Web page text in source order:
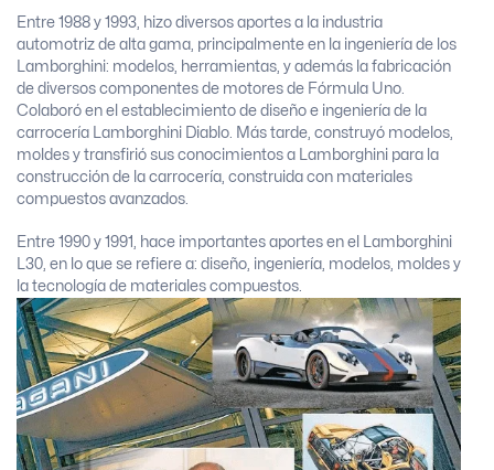
Entre 1988 y 1993, hizo diversos aportes a la industria
automotriz de alta gama, principalmente en la ingeniería de los
Lamborghini: modelos, herramientas, y además la fabricación
de diversos componentes de motores de Fórmula Uno.
Colaboró en el establecimiento de diseño e ingeniería de la
carrocería Lamborghini Diablo. Más tarde, construyó modelos,
moldes y transfirió sus conocimientos a Lamborghini para la
construcción de la carrocería, construida con materiales
compuestos avanzados.
Entre 1990 y 1991, hace importantes aportes en el Lamborghini
L30, en lo que se refiere a: diseño, ingeniería, modelos, moldes y
la tecnología de materiales compuestos.